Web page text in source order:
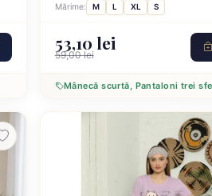
Mărime: M L XL S
53,10 lei
59,00 lei
Mânecă scurtă, Pantaloni trei